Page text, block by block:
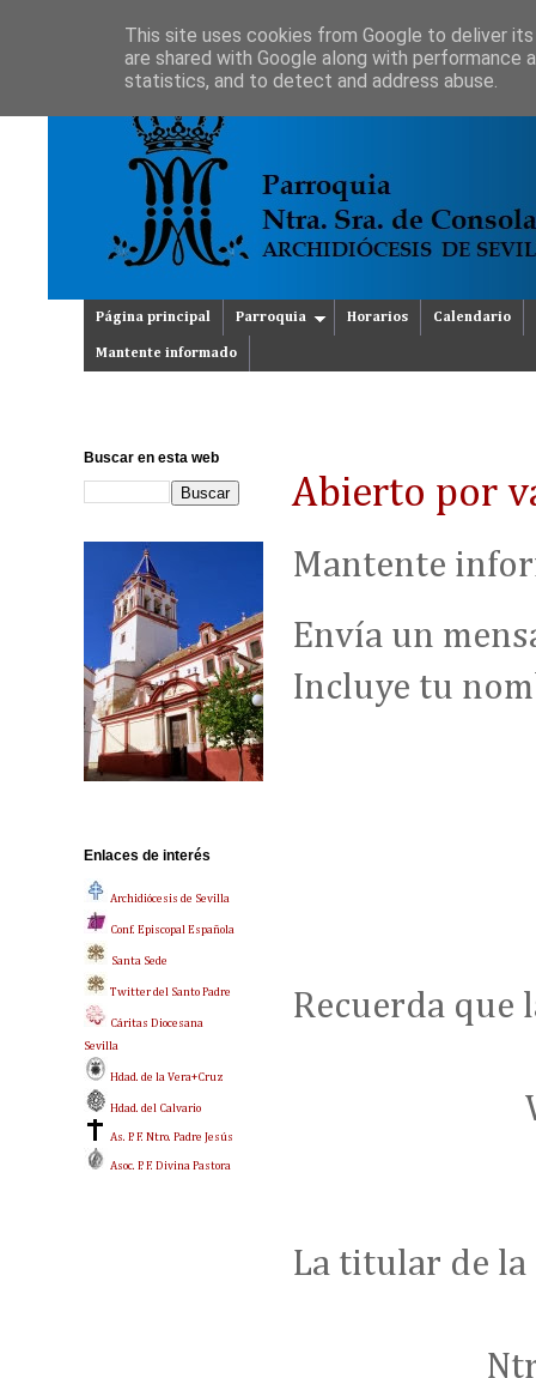
Página principal Parroquia Horarios Calendario
Mantente informado
Abierto por
Mantente
Envía un
Incluye tu
Recuerda que
La titular de la
Buscar en esta web
Enlaces de interés
Archidiócesis de Sevilla
Conf. Episcopal Española
Santa Sede
Twitter del Santo Padre
Cáritas Diocesana
Sevilla
Hdad. de la Vera+Cruz
Hdad. del Calvario
As. P. F. Ntro. Padre Jesús
Asoc. P. F. Divina Pastora
This site uses cookies from Google to deliver
are shared with Google along with
statistics, and to detect and address abuse.